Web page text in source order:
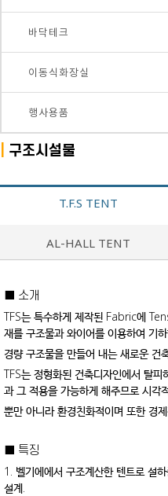
바닥테크
이동식화장실
행사용품
구조시설물
T.F.S TENT
AL-HALL TENT
■ 소개
TFS는 특수하게 제작된 Fabric에
재를 구조물과 와이어를 이용하여 기
경량 구조물을 만들어 내는 새로운 건
TFS는 정형화된 건축디자인에서 탈
과 그 적용을 가능하게 해주므로 시각
뿐만 아니라 환경친화적이며 또한 경
■ 특징
1. 벨기에에서 구조계산한 텐트로
설계.